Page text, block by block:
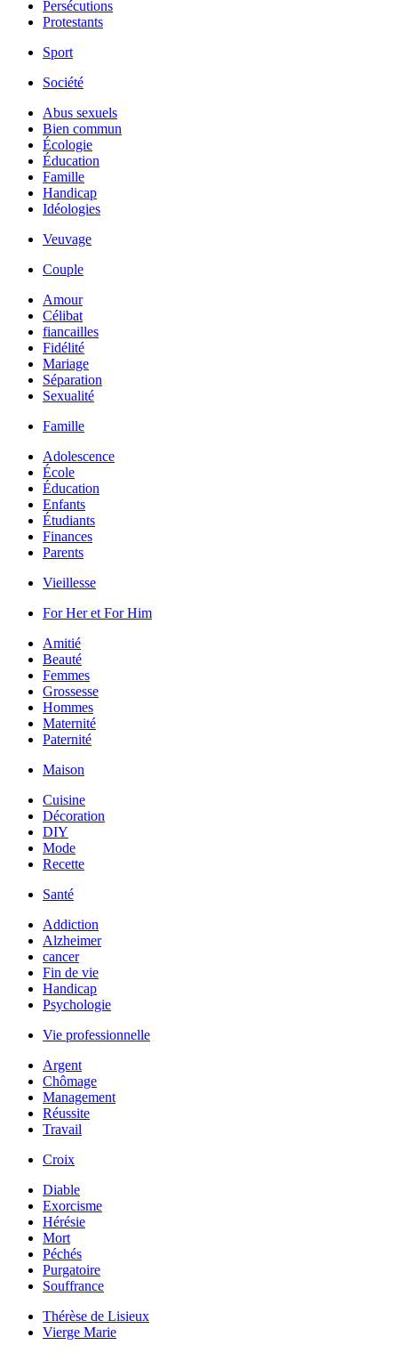
Persécutions
Protestants
Sport
Société
Abus sexuels
Bien commun
Écologie
Éducation
Famille
Handicap
Idéologies
Veuvage
Couple
Amour
Célibat
fiancailles
Fidélité
Mariage
Séparation
Sexualité
Famille
Adolescence
École
Éducation
Enfants
Étudiants
Finances
Parents
Vieillesse
For Her et For Him
Amitié
Beauté
Femmes
Grossesse
Hommes
Maternité
Paternité
Maison
Cuisine
Décoration
DIY
Mode
Recette
Santé
Addiction
Alzheimer
cancer
Fin de vie
Handicap
Psychologie
Vie professionnelle
Argent
Chômage
Management
Réussite
Travail
Croix
Diable
Exorcisme
Hérésie
Mort
Péchés
Purgatoire
Souffrance
Thérèse de Lisieux
Vierge Marie